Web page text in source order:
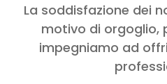
La soddisfazione dei
motivo di orgoglio,
impegniamo ad